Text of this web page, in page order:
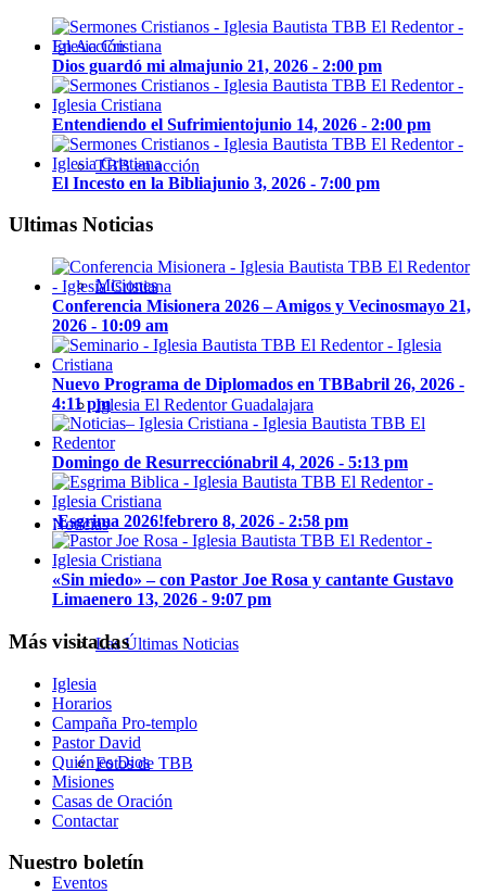
En Acción
TBB en acción
Misiones
Iglesia El Redentor Guadalajara
Noticias
Las Últimas Noticias
Fotos de TBB
Eventos
Dios guardó mi almajunio 21, 2026 - 2:00 pm
Entendiendo el Sufrimientojunio 14, 2026 - 2:00 pm
El Incesto en la Bibliajunio 3, 2026 - 7:00 pm
Ultimas Noticias
Conferencia Misionera 2026 – Amigos y Vecinosmayo 21,
2026 - 10:09 am
Nuevo Programa de Diplomados en TBBabril 26, 2026 -
4:11 pm
Domingo de Resurrecciónabril 4, 2026 - 5:13 pm
¡Esgrima 2026!febrero 8, 2026 - 2:58 pm
«Sin miedo» – con Pastor Joe Rosa y cantante Gustavo
Limaenero 13, 2026 - 9:07 pm
Más visitadas
Iglesia
Horarios
Campaña Pro-templo
Pastor David
Quién es Dios
Misiones
Casas de Oración
Contactar
Nuestro boletín